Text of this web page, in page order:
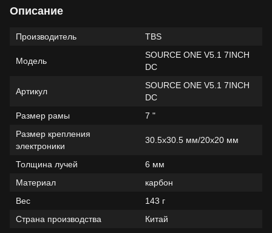
Описание
Производитель TBS
Модель
SOURCE ONE V5.1 7INCH
DC
Артикул
SOURCE ONE V5.1 7INCH
DC
Размер рамы
7 "
Размер крепления
электроники
30.5х30.5 мм/20х20 мм
Толщина лучей
6 мм
Материал
карбон
Вес
143 г
Страна производства
Китай